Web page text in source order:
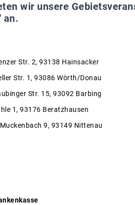
wir unsere
an.
Str. 2, 93138 Hainsacker
Str. 1, 93086 Wörth/Donau
Str. 15, 93092 Barbing
1, 93176 Beratzhausen
9, 93149 Nittenau